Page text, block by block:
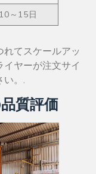
10～15日
てスケールアッ
ヤーが注文サイ
い。.
質評価